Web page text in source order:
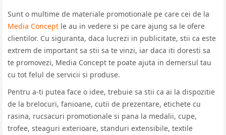
Sunt o multime de materiale promotionale pe care cei de la
Media Concept le au in vedere si pe care ajung sa le ofere
clientilor. Cu siguranta, daca lucrezi in publicitate, stii ca este
extrem de important sa stii sa te vinzi, iar daca iti doresti sa
te promovezi, Media Concept te poate ajuta in demersul tau
cu tot felul de servicii si produse.
Pentru a-ti putea face o idee, trebuie sa stii ca ai la dispozitie
de la brelocuri, fanioane, cutii de prezentare, etichete cu
rasina, rucsacuri promotionale si pana la medalii, cupe,
trofee, steaguri exterioare, standuri extensibile, textile